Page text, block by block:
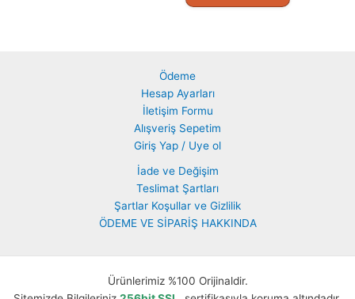
Ödeme
Hesap Ayarları
İletişim Formu
Alışveriş Sepetim
Giriş Yap / Uye ol
İade ve Değişim
Teslimat Şartları
Şartlar Koşullar ve Gizlilik
ÖDEME VE SİPARİŞ HAKKINDA
Ürünlerimiz %100 Orijinaldir.